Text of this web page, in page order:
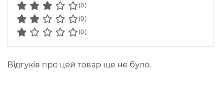
(0)
(0)
(0)
Відгуків про цей товар ще не було.